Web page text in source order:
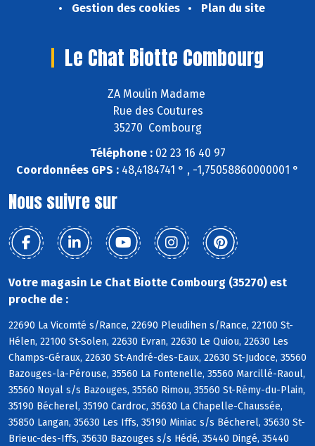
Gestion des cookies
Plan du site
Le Chat Biotte Combourg
ZA Moulin Madame
Rue des Coutures
35270 Combourg
Téléphone :02 23 16 40 97
Coordonnées GPS : 48,4184741 ° , -1,75058860000001 °
Nous suivre sur
Votre magasin Le Chat Biotte Combourg (35270) est
proche de :
22690 La Vicomté s/Rance, 22690 Pleudihen s/Rance, 22100 St-
Hélen, 22100 St-Solen, 22630 Evran, 22630 Le Quiou, 22630 Les
Champs-Géraux, 22630 St-André-des-Eaux, 22630 St-Judoce, 35560
Bazouges-la-Pérouse, 35560 La Fontenelle, 35560 Marcillé-Raoul,
35560 Noyal s/s Bazouges, 35560 Rimou, 35560 St-Rémy-du-Plain,
35190 Bécherel, 35190 Cardroc, 35630 La Chapelle-Chaussée,
35850 Langan, 35630 Les Iffs, 35190 Miniac s/s Bécherel, 35630 St-
Brieuc-des-Iffs, 35630 Bazouges s/s Hédé, 35440 Dingé, 35440